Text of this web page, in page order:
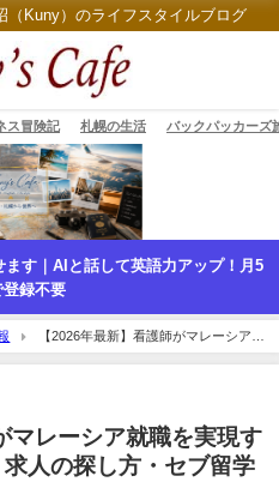
（Kuny）のライフスタイルブログ
ス冒険記 札幌の生活 バックパッカーズ
す｜AIと話して英語力アップ！月5
登録不要
【2026年最新】看護師がマレーシア就
し方・セブ留学まで解説
マレーシア就職を実現す
人の探し方・セブ留学